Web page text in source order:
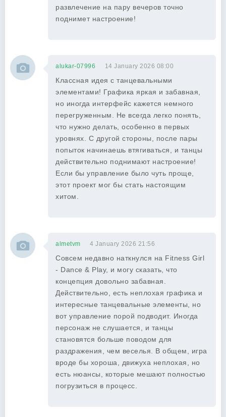
развлечение на пару вечеров точно
поднимет настроение!
alukar-07996 14 January 2026 08:00
Классная идея с танцевальными
элементами! Графика яркая и забавная,
но иногда интерфейс кажется немного
перегруженным. Не всегда легко понять,
что нужно делать, особенно в первых
уровнях. С другой стороны, после пары
попыток начинаешь втягиваться, и танцы
действительно поднимают настроение!
Если бы управление было чуть проще,
этот проект мог бы стать настоящим
хитом.
almetvm 4 January 2026 21:56
Совсем недавно наткнулся на Fitness Girl
- Dance & Play, и могу сказать, что
концепция довольно забавная.
Действительно, есть неплохая графика и
интересные танцевальные элементы, но
вот управление порой подводит. Иногда
персонаж не слушается, и танцы
становятся больше поводом для
раздражения, чем веселья. В общем, игра
вроде бы хороша, движуха неплохая, но
есть нюансы, которые мешают полностью
погрузиться в процесс.